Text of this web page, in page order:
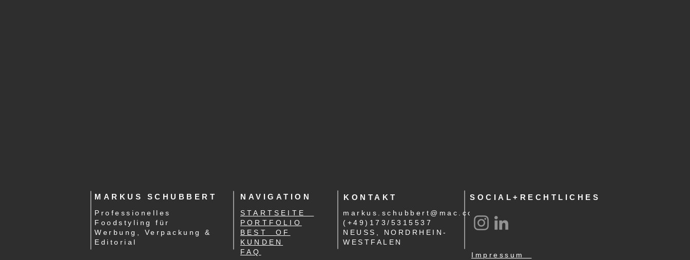
MARKUS SCHUBBERT
Professionelles
Foodstyling für
Werbung, Verpackung &
Editorial
NAVIGATION
STARTSEITE
PORTFOLIO
BEST OF
KUNDEN
FAQ
KONTAKT
markus.schubbert@mac.com
(+49)173/5315537
NEUSS, NORDRHEIN-
WESTFALEN
SOCIAL+RECHTLICHES
Impressum